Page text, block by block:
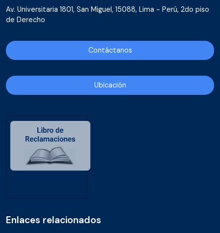
Av. Universitaria 1801, San Miguel, 15088, Lima - Perú, 2do piso
de Derecho
Contáctanos
Ubicación
Enlaces relacionados